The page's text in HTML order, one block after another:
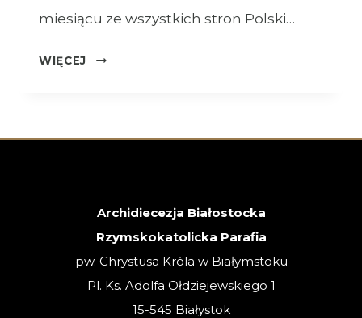
miesiącu ze wszystkich stron Polski…
WIĘCEJ
OGŁOSZENIA
ZWYKŁA
Archidiecezja Białostocka
Rzymskokatolicka Parafia
pw. Chrystusa Króla w Białymstoku
Pl. Ks. Adolfa Ołdziejewskiego 1
15-545 Białystok